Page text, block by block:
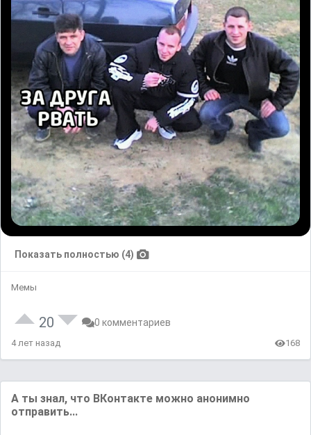
Показать полностью (4)
Мемы
20 0 комментариев
4 лет назад 168
А ты знал, что ВКонтакте можно анонимно
отправить...